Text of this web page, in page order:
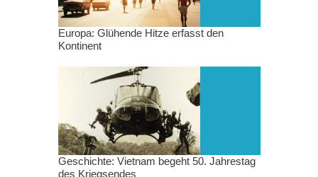
Europa: Glühende Hitze erfasst den
Kontinent
Geschichte: Vietnam begeht 50. Jahrestag
des Kriegsendes